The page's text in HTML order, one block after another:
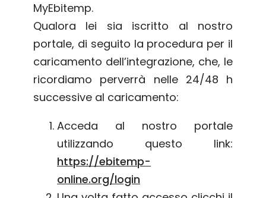
MyEbitemp.
Qualora lei sia iscritto al nostro
portale, di seguito la procedura per il
caricamento dell’integrazione, che, le
ricordiamo perverrà nelle 24/48 h
successive al caricamento:
Acceda al nostro portale
utilizzando questo link:
https://ebitemp-
online.org/login